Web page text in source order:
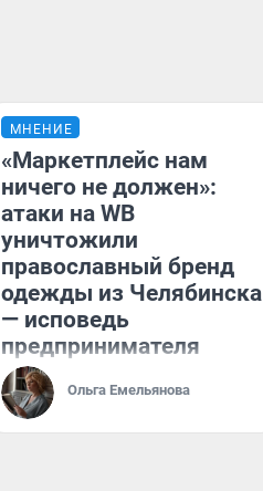
МНЕНИЕ
«Маркетплейс нам
ничего не должен»:
атаки на WB
уничтожили
православный бренд
одежды из Челябинска
— исповедь
предпринимателя
Ольга Емельянова